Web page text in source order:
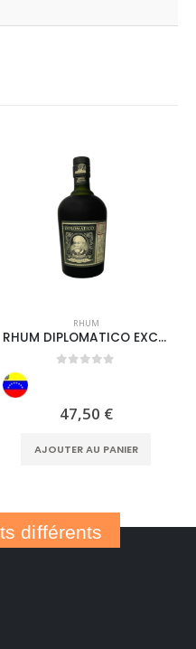
RHUM
RHUM DIPLOMATICO EXCLUSIVA
47,50 €
AJOUTER AU PANIER
différents